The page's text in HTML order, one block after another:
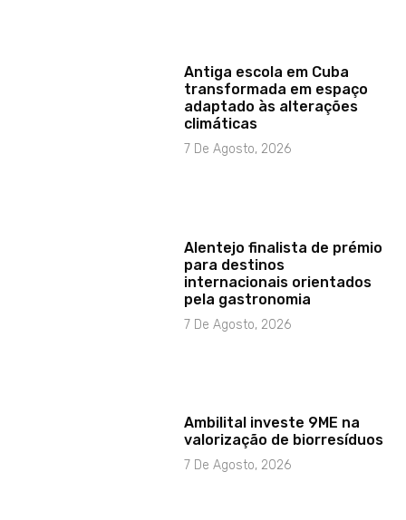
Antiga escola em Cuba
transformada em espaço
adaptado às alterações
climáticas
7 De Agosto, 2026
Alentejo finalista de prémio
para destinos
internacionais orientados
pela gastronomia
7 De Agosto, 2026
Ambilital investe 9ME na
valorização de biorresíduos
7 De Agosto, 2026